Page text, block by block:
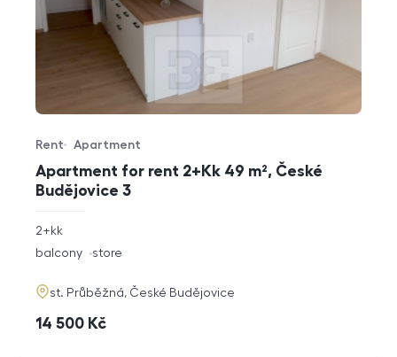
Apartment for rent 2+Kk 49 m², České
Budějovice 3
Offer type
Rent
Property type
Apartment
rozměry
disposition
2+kk
funkce
balcony store
adresa
st. Průběžná, České Budějovice
cena
14 500 Kč